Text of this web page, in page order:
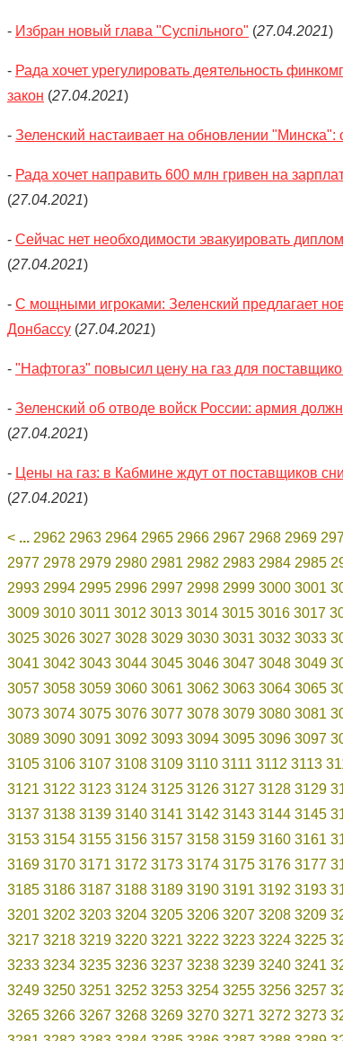
- Избран новый глава "Суспільного" (27.04.2021)
- Рада хочет урегулировать деятельность
закон (27.04.2021)
- Зеленский настаивает на обновлении "Минска":
- Рада хочет направить 600 млн гривен на
(27.04.2021)
- Сейчас нет необходимости эвакуировать
(27.04.2021)
- С мощными игроками: Зеленский предлагает
Донбассу (27.04.2021)
- "Нафтогаз" повысил цену на газ для
- Зеленский об отводе войск России: армия
(27.04.2021)
- Цены на газ: в Кабмине ждут от поставщиков
(27.04.2021)
< ... 2962 2963 2964 2965 2966 2967 2968 2969
2977 2978 2979 2980 2981 2982 2983 2984 2985
2993 2994 2995 2996 2997 2998 2999 3000 3001
3009 3010 3011 3012 3013 3014 3015 3016 3017
3025 3026 3027 3028 3029 3030 3031 3032 3033
3041 3042 3043 3044 3045 3046 3047 3048 3049
3057 3058 3059 3060 3061 3062 3063 3064 3065
3073 3074 3075 3076 3077 3078 3079 3080 3081
3089 3090 3091 3092 3093 3094 3095 3096 3097
3105 3106 3107 3108 3109 3110 3111 3112 3113
3121 3122 3123 3124 3125 3126 3127 3128 3129
3137 3138 3139 3140 3141 3142 3143 3144 3145
3153 3154 3155 3156 3157 3158 3159 3160 3161
3169 3170 3171 3172 3173 3174 3175 3176 3177
3185 3186 3187 3188 3189 3190 3191 3192 3193
3201 3202 3203 3204 3205 3206 3207 3208 3209
3217 3218 3219 3220 3221 3222 3223 3224 3225
3233 3234 3235 3236 3237 3238 3239 3240 3241
3249 3250 3251 3252 3253 3254 3255 3256 3257
3265 3266 3267 3268 3269 3270 3271 3272 3273